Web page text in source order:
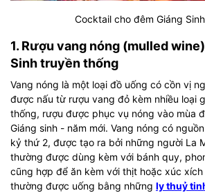
Cocktail cho đêm Giáng
1. Rượu vang nóng (mulled
Sinh truyền thống
Vang nóng là một loại đồ uống có cồn vị
được nấu từ rượu vang đỏ kèm nhiều loại
thống, rượu được phục vụ nóng vào mùa
Giáng sinh - năm mới. Vang nóng có
kỷ thứ 2, được tạo ra bởi những người La
thường được dùng kèm với bánh quy,
cũng hợp để ăn kèm với thịt hoặc xúc
thường được uống bằng những ly thuỷ